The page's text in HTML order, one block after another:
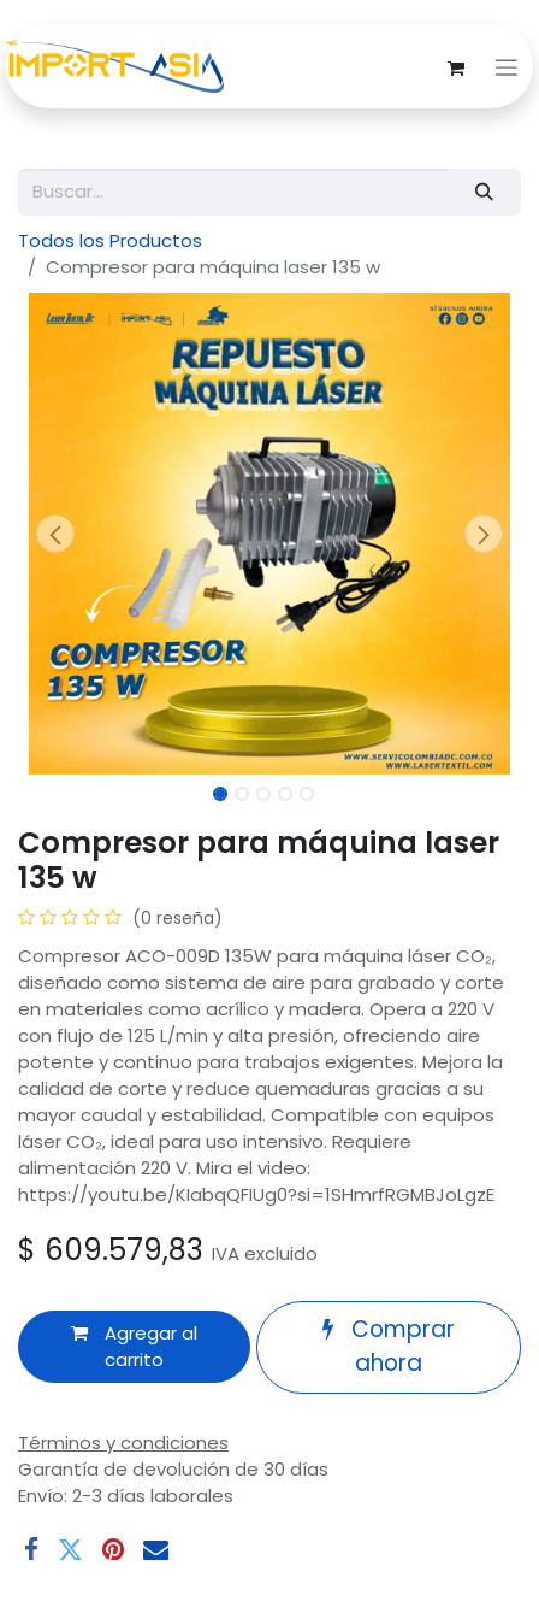
Todos los Productos
Compresor para máquina laser 135 w
Compresor para máquina laser
135 w
(0 reseña)
Compresor ACO-009D 135W para máquina láser CO₂,
diseñado como sistema de aire para grabado y corte
en materiales como acrílico y madera. Opera a 220 V
con flujo de 125 L/min y alta presión, ofreciendo aire
potente y continuo para trabajos exigentes. Mejora la
calidad de corte y reduce quemaduras gracias a su
mayor caudal y estabilidad. Compatible con equipos
láser CO₂, ideal para uso intensivo. Requiere
alimentación 220 V. Mira el video:
https://youtu.be/KIabqQFIUg0?si=1SHmrfRGMBJoLgzE
$ 609.579,83 IVA excluido
Agregar al
carrito
Comprar
ahora
Términos y condiciones
Garantía de devolución de 30 días
Envío: 2-3 días laborales